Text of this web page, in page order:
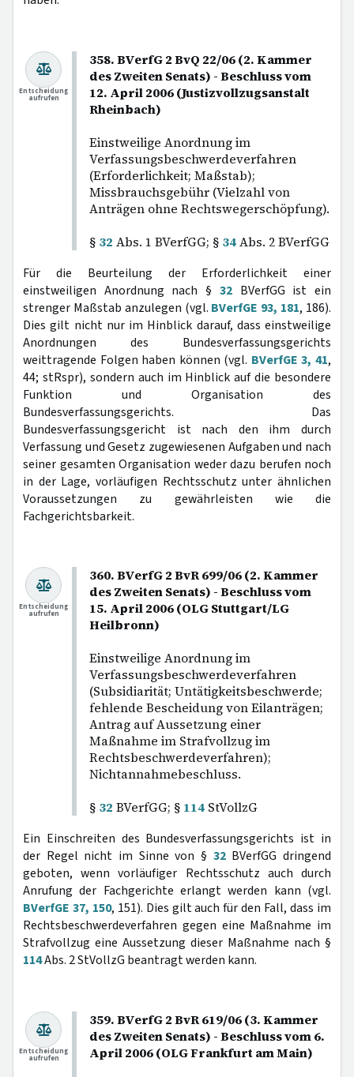
358. BVerfG 2 BvQ 22/06 (2. Kammer
des Zweiten Senats) - Beschluss vom
12. April 2006 (Justizvollzugsanstalt
Rheinbach)
Einstweilige Anordnung im
Verfassungsbeschwerdeverfahren
(Erforderlichkeit; Maßstab);
Missbrauchsgebühr (Vielzahl von
Anträgen ohne Rechtswegerschöpfung).
§ 32 Abs. 1 BVerfGG; § 34Abs. 2 BVerfGG
Entscheidung
aufrufen
Für die Beurteilung der Erforderlichkeit einer
einstweiligen Anordnung nach § 32BVerfGG ist ein
strenger Maßstab anzulegen (vgl. BVerfGE 93, 181, 186).
Dies gilt nicht nur im Hinblick darauf, dass einstweilige
Anordnungen des Bundesverfassungsgerichts
weittragende Folgen haben können (vgl. BVerfGE 3, 41,
44; stRspr), sondern auch im Hinblick auf die besondere
Funktion und Organisation des
Bundesverfassungsgerichts. Das
Bundesverfassungsgericht ist nach den ihm durch
Verfassung und Gesetz zugewiesenen Aufgaben und nach
seiner gesamten Organisation weder dazu berufen noch
in der Lage, vorläufigen Rechtsschutz unter ähnlichen
Voraussetzungen zu gewährleisten wie die
Fachgerichtsbarkeit.
360. BVerfG 2 BvR 699/06 (2. Kammer
des Zweiten Senats) - Beschluss vom
15. April 2006 (OLG Stuttgart/LG
Heilbronn)
Einstweilige Anordnung im
Verfassungsbeschwerdeverfahren
(Subsidiarität; Untätigkeitsbeschwerde;
fehlende Bescheidung von Eilanträgen;
Antrag auf Aussetzung einer
Maßnahme im Strafvollzug im
Rechtsbeschwerdeverfahren);
Nichtannahmebeschluss.
§ 32 BVerfGG; § 114 StVollzG
Entscheidung
aufrufen
Ein Einschreiten des Bundesverfassungsgerichts ist in
der Regel nicht im Sinne von § 32BVerfGG dringend
geboten, wenn vorläufiger Rechtsschutz auch durch
Anrufung der Fachgerichte erlangt werden kann (vgl.
BVerfGE 37, 150, 151). Dies gilt auch für den Fall, dass im
Rechtsbeschwerdeverfahren gegen eine Maßnahme im
Strafvollzug eine Aussetzung dieser Maßnahme nach §
114Abs. 2 StVollzG beantragt werden kann.
359. BVerfG 2 BvR 619/06 (3. Kammer
des Zweiten Senats) - Beschluss vom 6.
April 2006 (OLG Frankfurt am Main)
Entscheidung
aufrufen